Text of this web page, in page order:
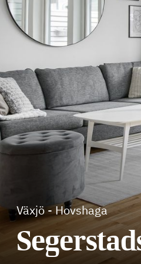
Växjö -Hovshaga